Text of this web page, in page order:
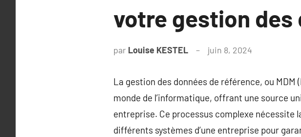
votre gestion des
par Louise KESTEL juin 8, 2024
La gestion des données de référence, ou
monde de l’informatique, offrant une source
entreprise. Ce processus complexe nécessite
différents systèmes d’une entreprise pour